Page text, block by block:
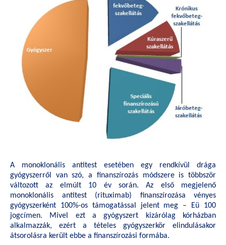
A monoklonális antitest esetében egy rendkívül drága
gyógyszerről van szó, a finanszírozás módszere is többször
változott az elmúlt 10 év során. Az első megjelenő
monoklonális antitest (rituximab) finanszírozása vényes
gyógyszerként 100%-os támogatással jelent meg – Eü 100
jogcímen. Mivel ezt a gyógyszert kizárólag kórházban
alkalmazzák, ezért a tételes gyógyszerkör elindulásakor
átsorolásra került ebbe a finanszírozási formába.